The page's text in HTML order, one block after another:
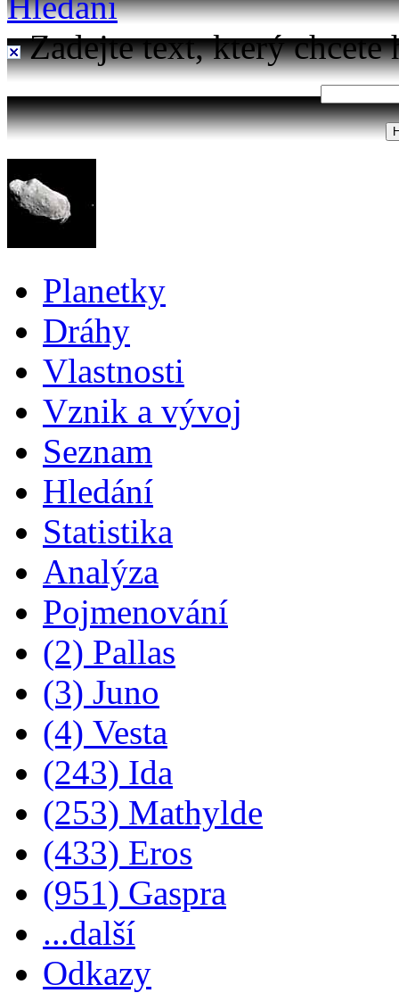
Zadejte text, který chcete
Planetky
Dráhy
Vlastnosti
Vznik a vývoj
Seznam
Hledání
Statistika
Analýza
Pojmenování
(2) Pallas
(3) Juno
(4) Vesta
(243) Ida
(253) Mathylde
(433) Eros
(951) Gaspra
...další
Odkazy